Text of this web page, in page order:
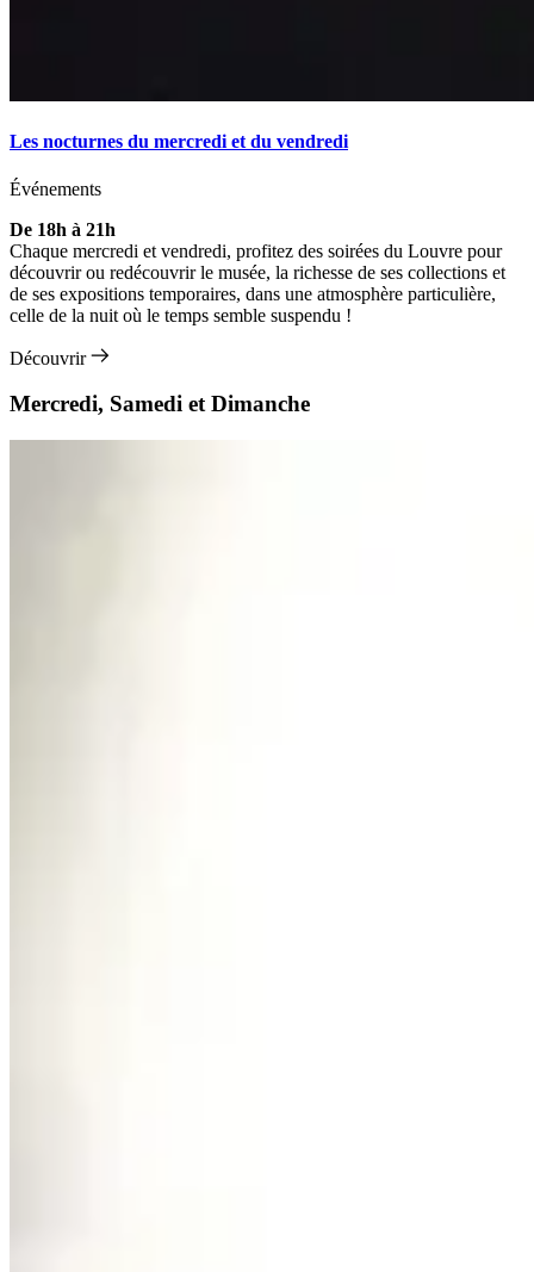
Les nocturnes du mercredi et du vendredi
Événements
De 18h à 21h
Chaque mercredi et vendredi, profitez des soirées du Louvre pour
découvrir ou redécouvrir le musée, la richesse de ses collections et
de ses expositions temporaires, dans une atmosphère particulière,
celle de la nuit où le temps semble suspendu !
Découvrir
Mercredi, Samedi et Dimanche